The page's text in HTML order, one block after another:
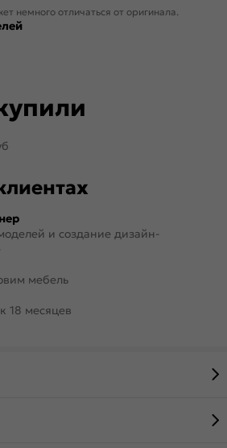
немного отличаться от оригинала.
и создание дизайн-
мебель
18 месяцев